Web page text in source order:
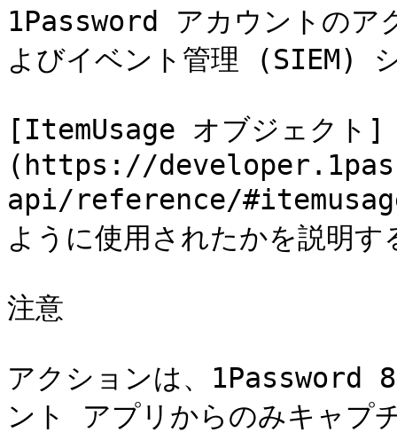
1Password アカウントのア
よびイベント管理 (SIEM)
[ItemUsage オブジェクト]
(https://
api/reference/
ように使用されたかを説明
注意
アクションは、1Password
ント アプリからのみキャプ